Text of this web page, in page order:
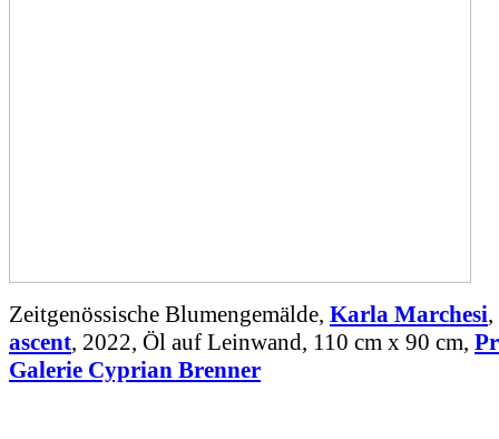
Zeitgenössische Blumengemälde, Karla Marchesi,
ascent, 2022, Öl auf Leinwand, 110 cm x 90 cm,
Galerie Cyprian Brenner